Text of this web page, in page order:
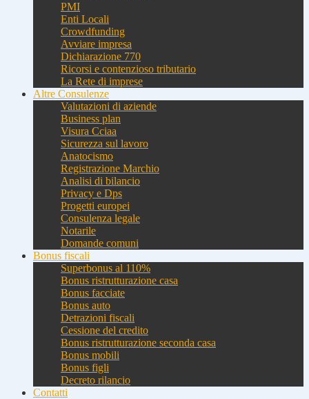
PMI
Enti Locali
Crowdfunding
Avviare impresa
Dichiarazione 770
Ricorsi e contenzioso tributario
La Rete di imprese
Altre Consulenze
Valutazioni di aziende
Business plan
Visura Cciaa
Sicurezza sul lavoro
Anatocismo
Registrazione Marchio
Analisi di bilancio
Privacy e Dps
Progetti europei
Consulenza legale
Notarile
Domande comuni
Bonus fiscali
Superbonus al 110%
Bonus ristrutturazione casa
Bonus facciate
Bonus auto
Detrazioni fiscali
Cessione del credito
Bonus ristrutturazione seconda casa
Bonus mobili
Bonus figli
Decreto rilancio
Contatti